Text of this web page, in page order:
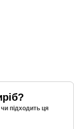
підходить ця